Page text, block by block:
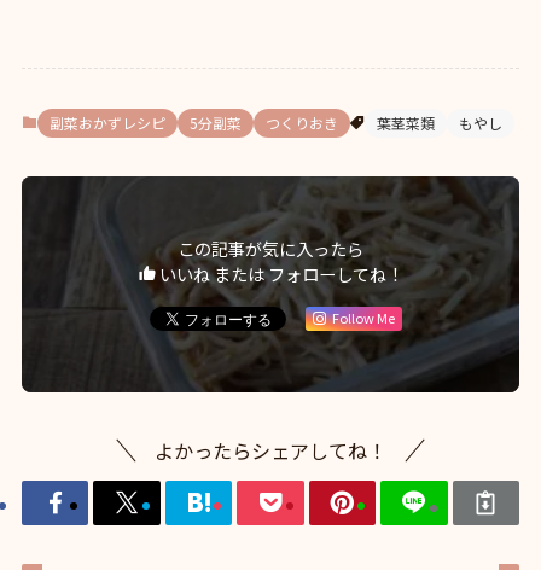
副菜おかずレシピ 5分副菜 つくりおき 葉茎菜類 もやし
この記事が気に入ったら
いいね または フォローしてね！
Follow Me
よかったらシェアしてね！